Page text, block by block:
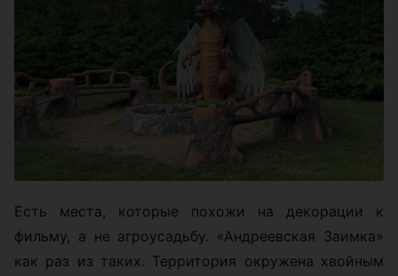
Есть места, которые похожи на декорации к
фильму, а не агроусадьбу. «Андреевская Заимка»
как раз из таких. Территория окружена хвойным